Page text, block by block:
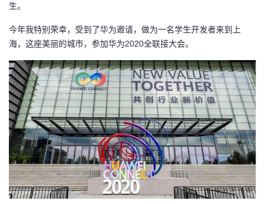
页
开
发
者
我
的
博
客
我
的
论
我
的
我
生。
今年我特别荣幸，受到了华为邀请，做为一名学生开发者来到上
海，这座美丽的城市，参加华为2020全联接大会。